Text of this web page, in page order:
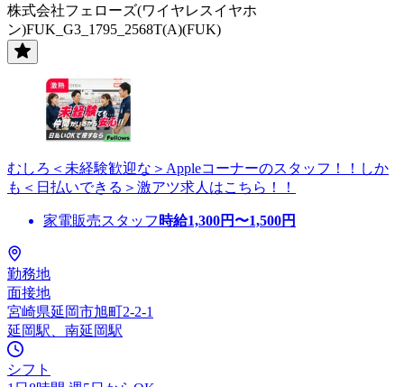
株式会社フェローズ(ワイヤレスイヤホ
ン)FUK_G3_1795_2568T(A)(FUK)
むしろ＜未経験歓迎な＞Appleコーナーのスタッフ！！しか
も＜日払いできる＞激アツ求人はこちら！！
家電販売スタッフ 時給1,300円〜1,500円
勤務地
面接地
宮崎県延岡市旭町2-2-1
延岡駅、南延岡駅
シフト